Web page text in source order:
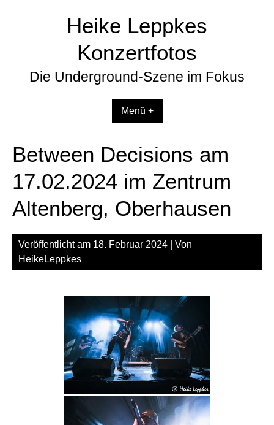
Heike Leppkes
Konzertfotos
Die Underground-Szene im Fokus
Menü +
Between Decisions am
17.02.2024 im Zentrum
Altenberg, Oberhausen
Veröffentlicht am 18. Februar 2024 | Von
HeikeLeppkes